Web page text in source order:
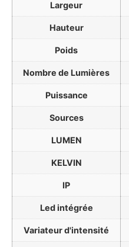
Largeur
Hauteur
Poids
Nombre de Lumières
Puissance
Sources
LUMEN
KELVIN
IP
Led intégrée
Variateur d'intensité